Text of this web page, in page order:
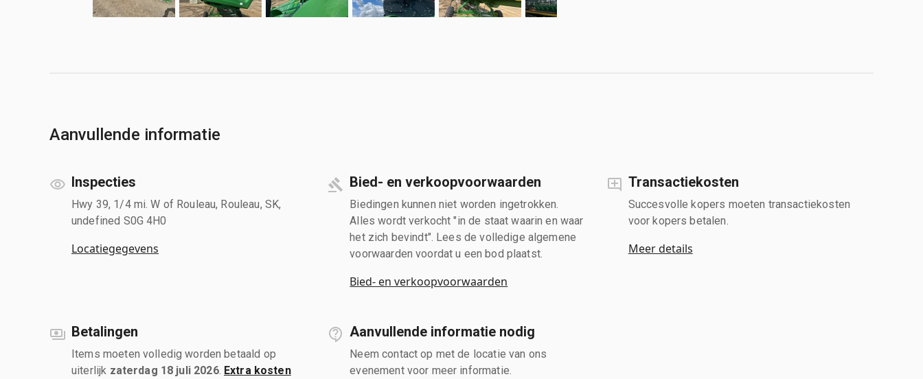
Aanvullende informatie
Inspecties
Hwy 39, 1/4 mi. W of Rouleau, Rouleau, SK,
undefined S0G 4H0
Locatiegegevens
Bied- en verkoopvoorwaarden
Biedingen kunnen niet worden ingetrokken.
Alles wordt verkocht "in de staat waarin en waar
het zich bevindt". Lees de volledige algemene
voorwaarden voordat u een bod plaatst.
Bied- en verkoopvoorwaarden
Transactiekosten
Succesvolle kopers moeten transactiekosten
voor kopers betalen.
Meer details
Betalingen
Items moeten volledig worden betaald op
uiterlijk zaterdag 18 juli 2026. Extra kosten
Aanvullende informatie nodig
Neem contact op met de locatie van ons
evenement voor meer informatie.